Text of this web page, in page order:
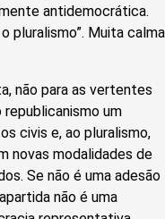
antidemocrática.
pluralismo”. Muita calma
não para as vertentes
um
civis e, ao pluralismo,
novas modalidades de
Se não é uma adesão
não é uma